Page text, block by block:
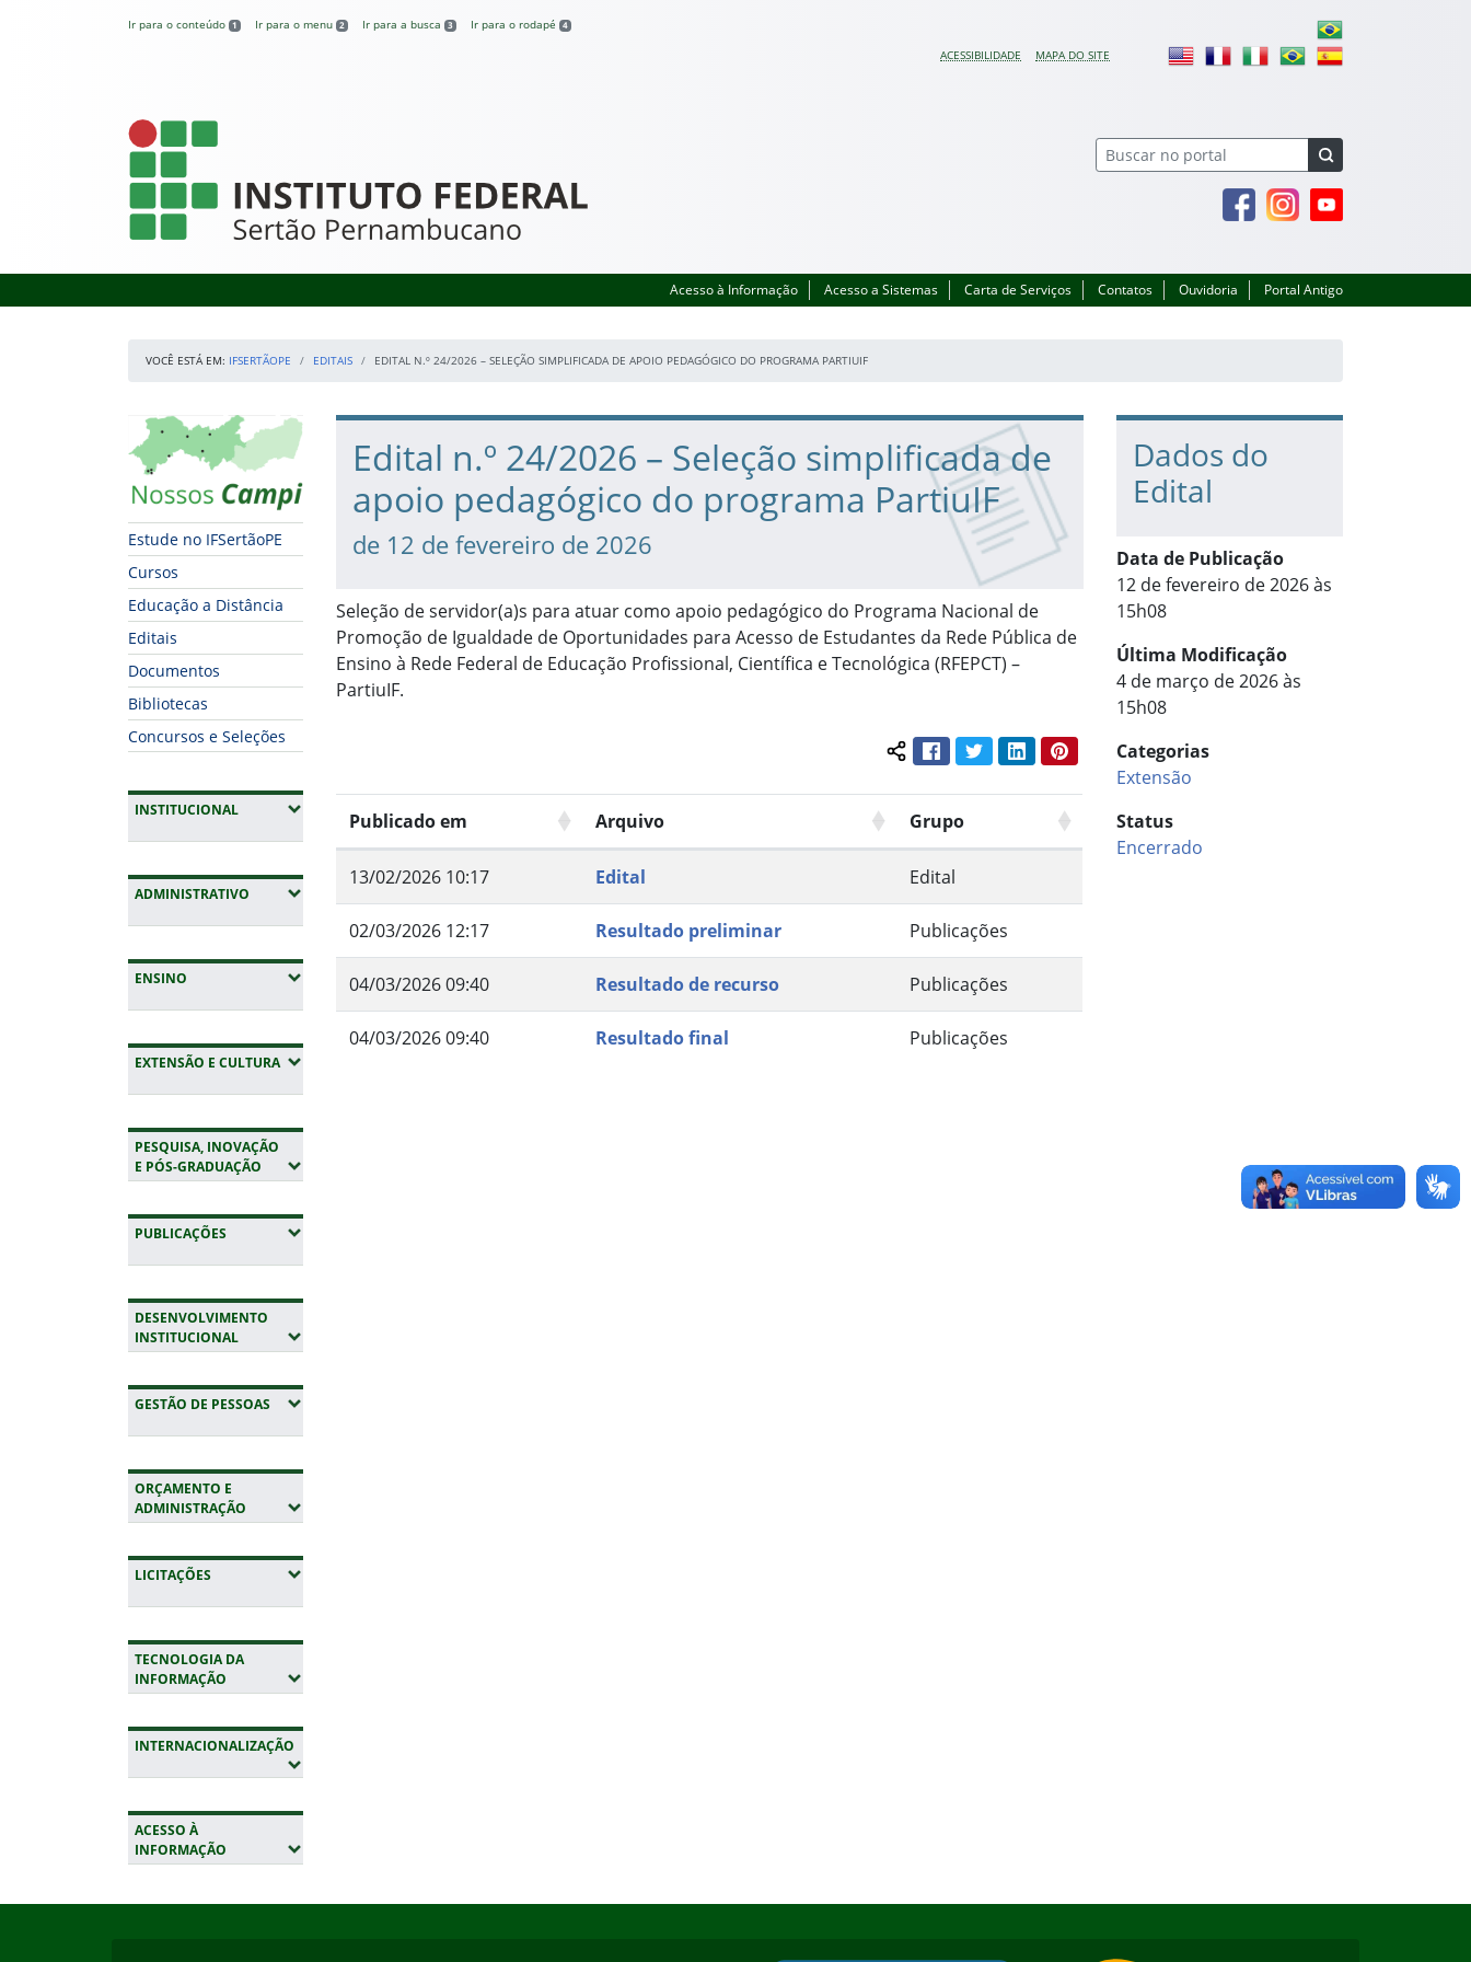
Ir para o conteúdo 1 Ir para o menu 2 Ir para a busca 3 Ir para o rodapé 4
ACESSIBILIDADE MAPA DO SITE
IFSertãoPE
FacebookInstagramYoutube
Acesso à Informação Acesso a Sistemas Carta de Serviços Contatos Ouvidoria Portal Antigo
VOCÊ ESTÁ EM: IFSERTÃOPE EDITAIS EDITAL N.º 24/2026 – SELEÇÃO SIMPLIFICADA DE APOIO PEDAGÓGICO DO PROGRAMA PARTIUIF
Início da navegação
Mapa Campi
Estude no IFSertãoPE
Cursos
Educação a Distância
Editais
Documentos
Bibliotecas
Concursos e Seleções
INSTITUCIONAL(EXPANDIR SUBMENUS)
ADMINISTRATIVO (EXPANDIR SUBMENUS)
ENSINO (EXPANDIR SUBMENUS)
EXTENSÃO E CULTURA(EXPANDIR SUBMENUS)
PESQUISA, INOVAÇÃO
E PÓS-GRADUAÇÃO (EXPANDIR SUBMENUS)
PUBLICAÇÕES (EXPANDIR SUBMENUS)
DESENVOLVIMENTO
INSTITUCIONAL(EXPANDIR SUBMENUS)
GESTÃO DE PESSOAS (EXPANDIR SUBMENUS)
ORÇAMENTO E
ADMINISTRAÇÃO (EXPANDIR SUBMENUS)
LICITAÇÕES (EXPANDIR SUBMENUS)
TECNOLOGIA DA
INFORMAÇÃO (EXPANDIR SUBMENUS)
INTERNACIONALIZAÇÃO
ACESSO À
INFORMAÇÃO (EXPANDIR SUBMENUS)
Início do conteúdo
Edital n.º 24/2026 – Seleção simplificada de
apoio pedagógico do programa PartiuIF
de 12 de fevereiro de 2026
Seleção de servidor(a)s para atuar como apoio pedagógico do Programa Nacional de
Promoção de Igualdade de Oportunidades para Acesso de Estudantes da Rede Pública de
Ensino à Rede Federal de Educação Profissional, Científica e Tecnológica (RFEPCT) –
PartiuIF.
Compartilhar conteúdo:
FacebookTwitterLinkedInPinterest
Publicado em Arquivo Grupo
13/02/2026 10:17 Edital Edital
02/03/2026 12:17 Resultado preliminar Publicações
04/03/2026 09:40 Resultado de recurso Publicações
04/03/2026 09:40 Resultado final Publicações
Dados do
Edital
Data de Publicação
12 de fevereiro de 2026 às
15h08
Última Modificação
4 de março de 2026 às
15h08
Categorias
Extensão
Status
Encerrado